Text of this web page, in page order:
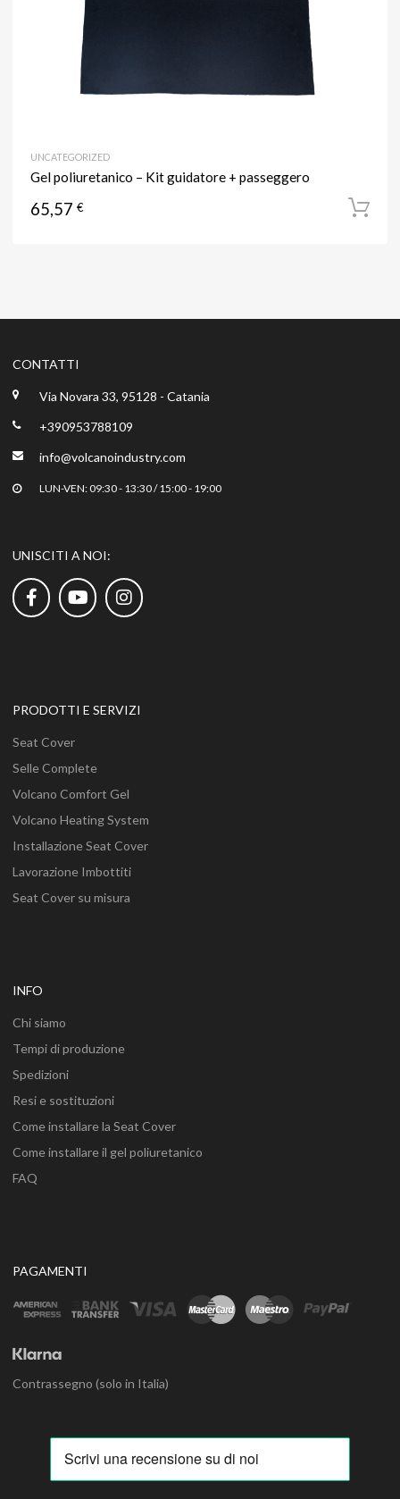
UNCATEGORIZED
Gel poliuretanico – Kit guidatore + passeggero
65,57 €
CONTATTI
Via Novara 33, 95128 - Catania
+390953788109
info@volcanoindustry.com
LUN-VEN: 09:30 - 13:30 / 15:00 - 19:00
UNISCITI A NOI:
PRODOTTI E SERVIZI
Seat Cover
Selle Complete
Volcano Comfort Gel
Volcano Heating System
Installazione Seat Cover
Lavorazione Imbottiti
Seat Cover su misura
INFO
Chi siamo
Tempi di produzione
Spedizioni
Resi e sostituzioni
Come installare la Seat Cover
Come installare il gel poliuretanico
FAQ
PAGAMENTI
Contrassegno (solo in Italia)